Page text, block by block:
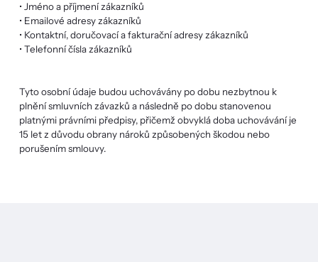
• Jméno a příjmení zákazníků
• Emailové adresy zákazníků
• Kontaktní, doručovací a fakturační adresy zákazníků
• Telefonní čísla zákazníků
Tyto osobní údaje budou uchovávány po dobu nezbytnou k
plnění smluvních závazků a následně po dobu stanovenou
platnými právními předpisy, přičemž obvyklá doba uchovávání je
15 let z důvodu obrany nároků způsobených škodou nebo
porušením smlouvy.